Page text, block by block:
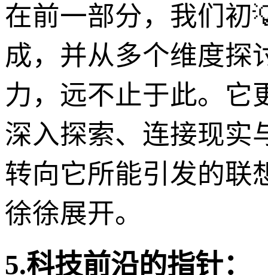
在前一部分，我们初
成，并从多个维度探
力，远不止于此。它
深入探索、连接现实
转向它所能引发的联
徐徐展开。
5.科技前沿的指针：